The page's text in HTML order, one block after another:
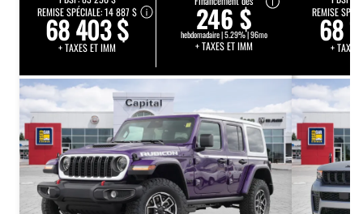
REMISE SPÉCIALE:14 887 $
68 403 $
+ TAXES ET IMM
246 $
hebdomadaire | 5.29% | 96mo
+ TAXES ET IMM
REMISE
68
+